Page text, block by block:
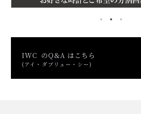
IWC のQ&A はこちら
(アイ・ダブリュー・シー)